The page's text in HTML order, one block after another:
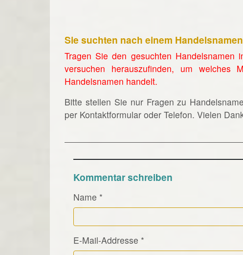
Sie suchten nach einem Handelsnamen
Tragen Sie den gesuchten
versuchen herauszufinden, um
Handelsnamen handelt.
Bitte stellen Sie nur Fragen zu
per Kontaktformular oder Telefon. Vielen
Kommentar schreiben
Name *
E-Mail-Addresse *